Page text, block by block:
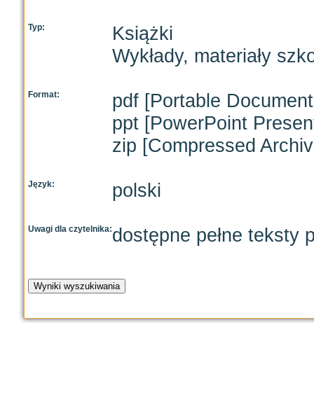
Typ:
Książki
Wykłady, materiały
Format:
pdf [Portable
ppt [PowerPoint
zip [Compressed
Język: polski
Uwagi dla czytelnika:dostępne pełne teksty